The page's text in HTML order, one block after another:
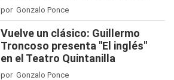
por Gonzalo Ponce
Vuelve un clásico: Guillermo
Troncoso presenta "El inglés"
en el Teatro Quintanilla
por Gonzalo Ponce